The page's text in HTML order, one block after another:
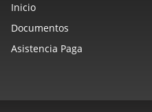
Inicio
Documentos
Asistencia Paga